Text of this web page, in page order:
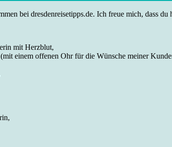
bei dresdenreisetipps.de. Ich freue mich, dass
mit Herzblut,
(mit einem offenen Ohr für die Wünsche meiner